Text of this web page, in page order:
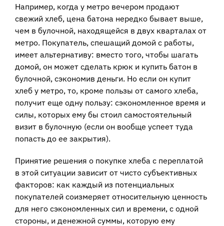
Например, когда у метро вечером продают
свежий хлеб, цена батона нередко бывает выше,
чем в булочной, находящейся в двух кварталах от
метро. Покупатель, спешащий домой с работы,
имеет альтернативу: вместо того, чтобы шагать
домой, он может сделать крюк и купить батон в
булочной, сэкономив деньги. Но если он купит
хлеб у метро, то, кроме пользы от самого хлеба,
получит еще одну пользу: сэкономленное время и
силы, которых ему бы стоил самостоятельный
визит в булочную (если он вообще успеет туда
попасть до ее закрытия).
Принятие решения о покупке хлеба с переплатой
в этой ситуации зависит от чисто субъективных
факторов: как каждый из потенциальных
покупателей соизмеряет относительную ценность
для него сэкономленных сил и времени, с одной
стороны, и денежной суммы, которую ему